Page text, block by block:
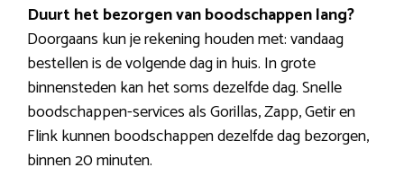
Duurt het bezorgen van boodschappen lang?
Doorgaans kun je rekening houden met: vandaag
bestellen is de volgende dag in huis. In grote
binnensteden kan het soms dezelfde dag. Snelle
boodschappen-services als Gorillas, Zapp, Getir en
Flink kunnen boodschappen dezelfde dag bezorgen,
binnen 20 minuten.